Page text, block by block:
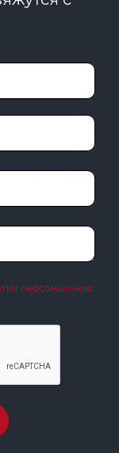
персональных